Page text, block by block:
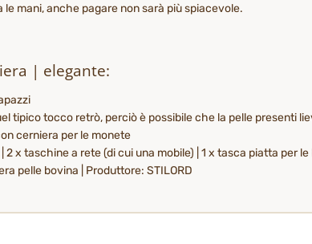
mani, anche pagare non sarà più spiacevole.
| elegante:
tipico tocco retrò, perciò è possibile che la pelle presenti
cerniera per le monete
2 x taschine a rete (di cui una mobile) | 1 x tasca piatta
pelle bovina | Produttore: STILORD